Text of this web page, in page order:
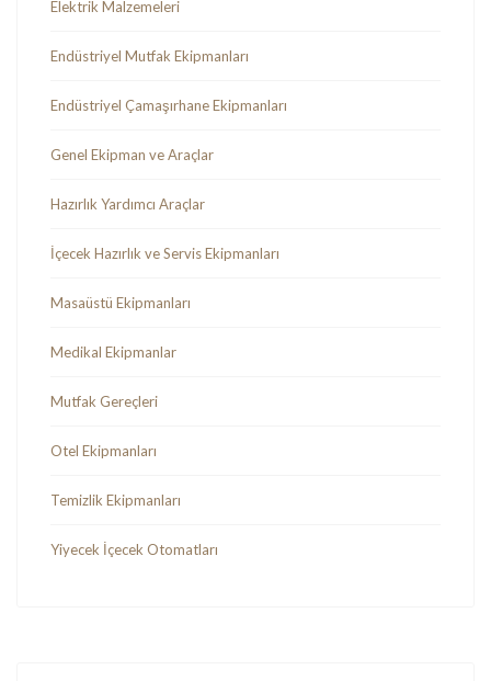
Elektrik Malzemeleri
Endüstriyel Mutfak Ekipmanları
Endüstriyel Çamaşırhane Ekipmanları
Genel Ekipman ve Araçlar
Hazırlık Yardımcı Araçlar
İçecek Hazırlık ve Servis Ekipmanları
Masaüstü Ekipmanları
Medikal Ekipmanlar
Mutfak Gereçleri
Otel Ekipmanları
Temizlik Ekipmanları
Yiyecek İçecek Otomatları